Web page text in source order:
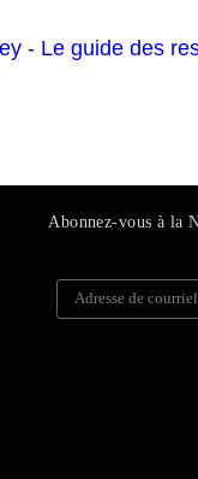
Abonnez-vous à la
Adresse de